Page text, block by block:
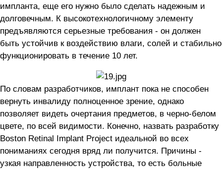
импланта, еще его нужно было сделать надежным и
долговечным. К высокотехнологичному элементу
предъявляются серьезные требования - он должен
быть устойчив к воздействию влаги, солей и стабильно
функционировать в течение 10 лет.
По словам разработчиков, имплант пока не способен
вернуть инвалиду полноценное зрение, однако
позволяет видеть очертания предметов, в черно-белом
цвете, по всей видимости. Конечно, назвать разработку
Boston Retinal Implant Project идеальной во всех
пониманиях сегодня вряд ли получится. Причины -
узкая направленность устройства, то есть больные